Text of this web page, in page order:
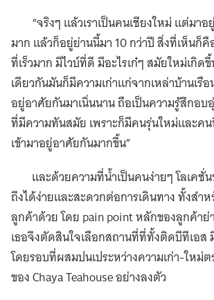
“จริงๆ แล้วเราเป็นคนเชียงใหม่ แต่มา
มาก แล้วก็อยู่ย่านนี้มา 10 กว่าปี สิ่งที่เห็นก็
ที่เร็วมาก มีไวบ์ที่ดี มีอะไรเก๋ๆ สมัยใหม่เกิ
เดียวกันมันก็มีความเก่าแก่จากเหล่าบ้านเรื
อยู่อาศัยกันมาเนิ่นนาน ถือเป็นความรู้สึกอ
ที่มีความทันสมัย เพราะก็มีคนรุ่นใหม่และค
เข้ามาอยู่อาศัยกันมากขึ้น”
และด้วยความที่น้ำเป็นคนง่ายๆ โลเคชั่
ถึงได้ง่ายและสะดวกต่อการเดินทาง ทั้งสำห
ลูกค้าด้วย โดย pain point หลักของลูกค้า
เธอจึงตัดสินใจเลือกสถานที่ที่ทั้งติดบีทีเอ
โดยรอบที่ผสมปนเประหว่างความเก่า-ใหม่
ของ Chaya Teahouse อย่างลงตัว